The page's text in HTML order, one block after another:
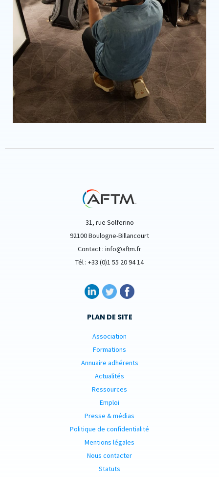
31, rue Solferino
92100 Boulogne-Billancourt
Contact : info@aftm.fr
Tél : +33 (0)1 55 20 94 14
PLAN DE SITE
Association
Formations
Annuaire adhérents
Actualités
Ressources
Emploi
Presse & médias
Politique de confidentialité
Mentions légales
Nous contacter
Statuts